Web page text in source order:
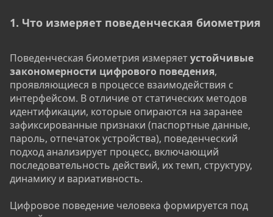
1. Что измеряет поведенческая биометрия​
Поведенческая биометрия измеряетустойчивые
закономерности цифрового поведения,
проявляющиеся в процессе взаимодействия с
интерфейсом. В отличие от статических методов
идентификации, которые опираются на заранее
зафиксированные признаки (паспортные данные,
пароль, отпечаток устройства), поведенческий
подход анализирует процесс, включающий
последовательность действий, их темп, структуру,
динамику и вариативность.
Цифровое поведение человека формируется под